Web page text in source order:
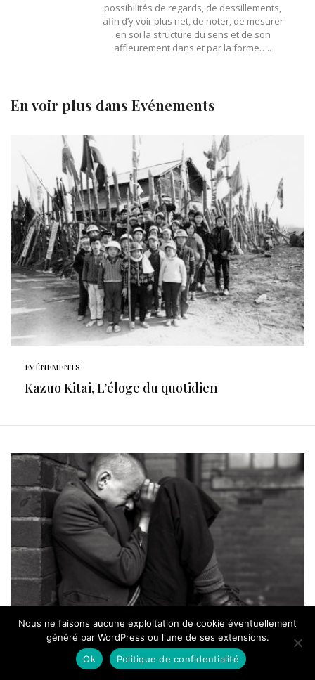
possibilités de regards, de dessillements,
afin d’y voir plus net, de noter, de mesurer
en soi la structure du sens et de son
affleurement dans et par la forme…..
En voir plus dans Evénements
EVÉNEMENTS
Kazuo Kitai, L’éloge du quotidien
Nous ne faisons aucune exploitation de cookie éventuellement
généré par WordPress ou l'une de ses extensions.
Ok
Politique de confidentialité